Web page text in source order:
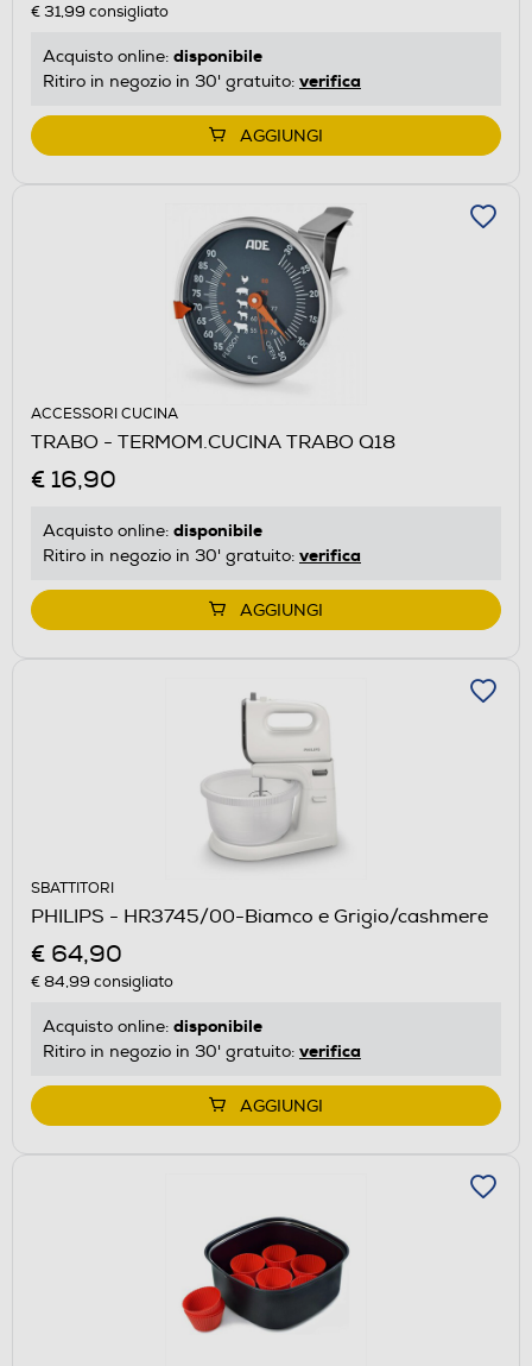
€ 31,99 consigliato
Acquisto online: disponibile
Ritiro in negozio in 30' gratuito: verifica
AGGIUNGI
ACCESSORI CUCINA
TRABO - TERMOM.CUCINA TRABO Q18
€ 16,90
Acquisto online: disponibile
Ritiro in negozio in 30' gratuito: verifica
AGGIUNGI
SBATTITORI
PHILIPS - HR3745/00-Biamco e Grigio/cashmere
€ 64,90
€ 84,99 consigliato
Acquisto online: disponibile
Ritiro in negozio in 30' gratuito: verifica
AGGIUNGI